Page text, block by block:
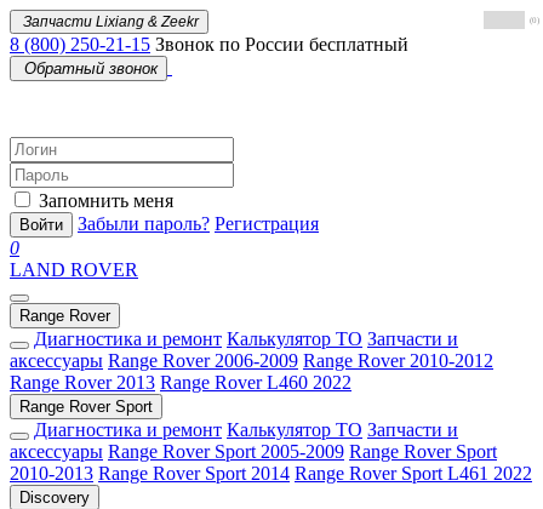
Запчасти Lixiang & Zeekr
8 (800) 250-21-15 Звонок по России бесплатный
Обратный звонок
Запомнить меня
Войти Забыли пароль? Регистрация
0
LAND ROVER
Range Rover
Диагностика и ремонт Калькулятор ТО Запчасти и
аксессуары Range Rover 2006-2009 Range Rover 2010-2012
Range Rover 2013 Range Rover L460 2022
Range Rover Sport
Диагностика и ремонт Калькулятор ТО Запчасти и
аксессуары Range Rover Sport 2005-2009 Range Rover Sport
2010-2013 Range Rover Sport 2014 Range Rover Sport L461 2022
Discovery
(0)